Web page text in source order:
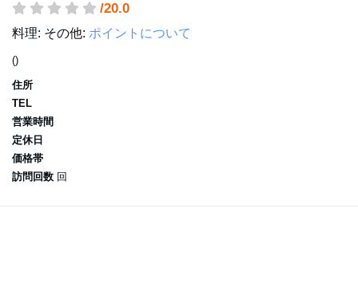
/20.0
料理: その他: ポイントについて
()
住所
TEL
営業時間
定休日
価格帯
訪問回数 回